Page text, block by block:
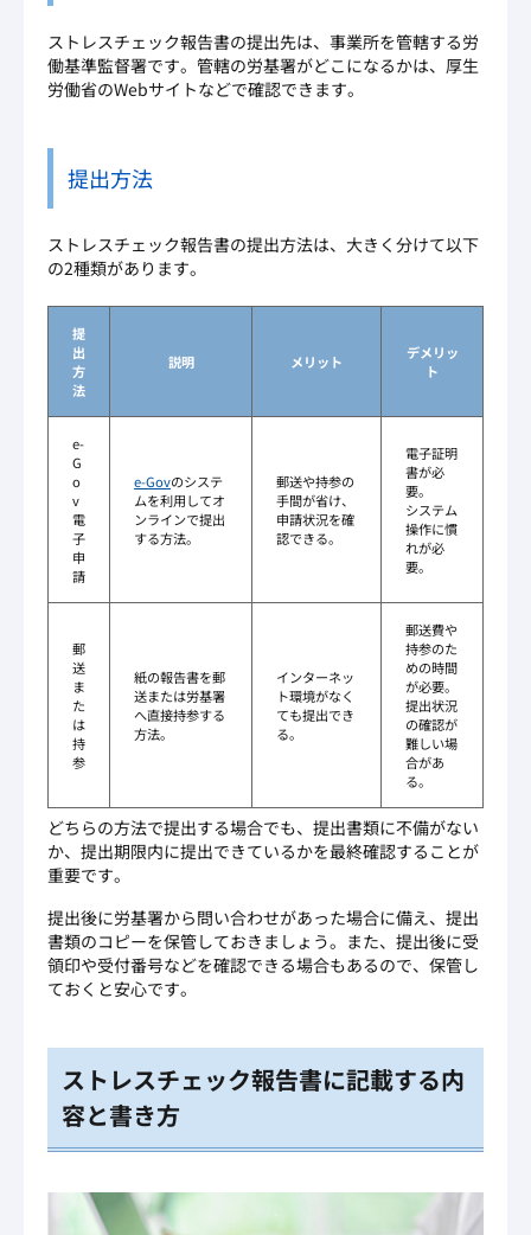
ストレスチェック報告書の提出先は、事業所を管轄する労
働基準監督署です。管轄の労基署がどこになるかは、厚生
労働省のWebサイトなどで確認できます。
提出方法
ストレスチェック報告書の提出方法は、大きく分けて以下
の2種類があります。
提
出
方
法
説明 メリット
デメリッ
ト
e-
G
o
v
電
子
申
請
e-Govのシステ
ムを利用してオ
ンラインで提出
する方法。
郵送や持参の
手間が省け、
申請状況を確
認できる。
電子証明
書が必
要。
システム
操作に慣
れが必
要。
郵
送
ま
た
は
持
参
紙の報告書を郵
送または労基署
へ直接持参する
方法。
インターネッ
ト環境がなく
ても提出でき
る。
郵送費や
持参のた
めの時間
が必要。
提出状況
の確認が
難しい場
合があ
る。
どちらの方法で提出する場合でも、提出書類に不備がない
か、提出期限内に提出できているかを最終確認することが
重要です。
提出後に労基署から問い合わせがあった場合に備え、提出
書類のコピーを保管しておきましょう。また、提出後に受
領印や受付番号などを確認できる場合もあるので、保管し
ておくと安心です。
ストレスチェック報告書に記載する内
容と書き方